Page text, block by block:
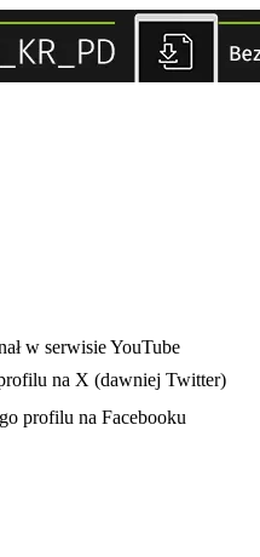
karcie
w serwisie YouTube
na X (dawniej Twitter)
karcie
profilu na Facebooku